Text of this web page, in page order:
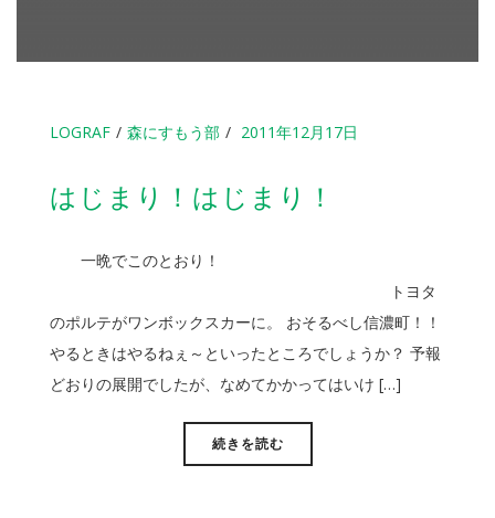
LOGRAF 森にすもう部 2011年12月17日
はじまり！はじまり！
一晩でこのとおり！
トヨタ
のポルテがワンボックスカーに。 おそるべし信濃町！！
やるときはやるねぇ～といったところでしょうか？ 予報
どおりの展開でしたが、なめてかかってはいけ […]
続きを読む